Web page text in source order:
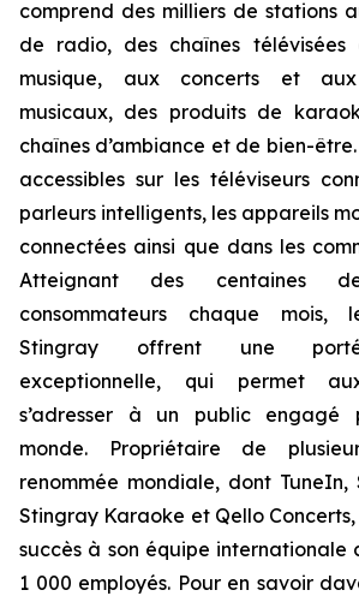
comprend des milliers de stations
de radio, des chaînes télévisées
musique, aux concerts et aux
musicaux, des produits de
chaînes d’ambiance et de bien-
accessibles sur les téléviseurs
parleurs intelligents, les appareils
connectées ainsi que dans les
Atteignant des centaines
consommateurs chaque mois,
Stingray offrent une
exceptionnelle, qui permet
s’adresser à un public engagé
monde. Propriétaire de
renommée mondiale, dont TuneIn,
Stingray Karaoke et Qello
succès à son équipe internationale
1 000 employés. Pour en savoir